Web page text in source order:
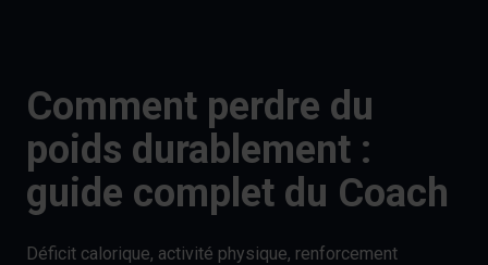
Comment perdre du
poids durablement :
guide complet du Coach
Déficit calorique, activité physique, renforcement